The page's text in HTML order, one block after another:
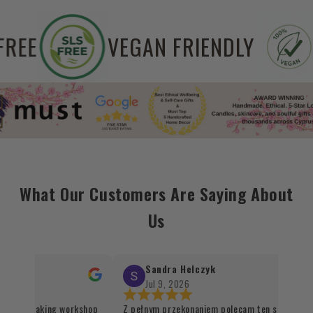
SLS FREE VEGAN
What Our Customers Are Saying About
Us
making workshop
Sandra Helczyk
Jul 9, 2026
Z pełnym przekonaniem polecam ten sklep.